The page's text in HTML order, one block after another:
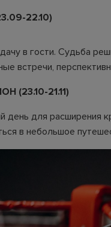
22.10)
в гости. Судьба
встречи,
(23.10-21.11)
день для расширения
в небольшое